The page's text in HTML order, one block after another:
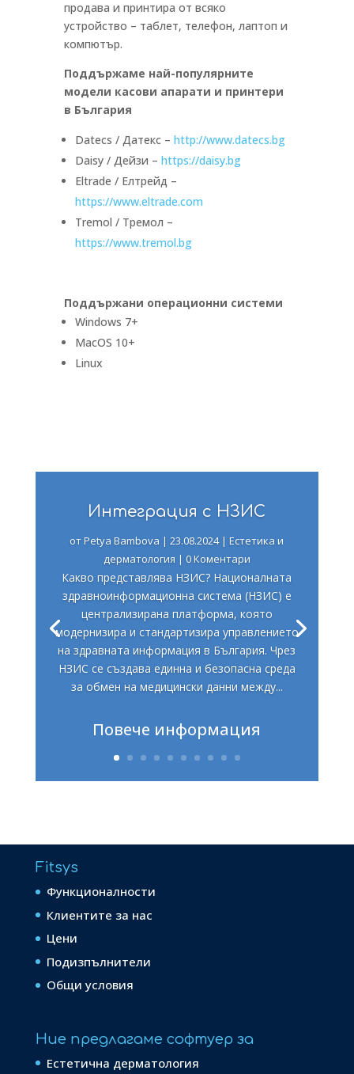
продава и принтира от всяко
устройство – таблет, телефон, лаптоп и
компютър.
Поддържаме най-популярните
модели касови апарати и принтери
в България
Datecs / Датекс – http://www.datecs.bg
Daisy / Дейзи – https://daisy.bg
Eltrade / Елтрейд –
https://www.eltrade.com
Tremol / Тремол –
https://www.tremol.bg
Поддържани операционни системи
Windows 7+
MacOS 10+
Linux
Интеграция с НЗИС
отPetya Bambova |23.08.2024|Естетика и
дерматология | 0 Коментари
Какво представлява НЗИС? Националната
здравноинформационна система (НЗИС) е
централизирана платформа, която
модернизира и стандартизира управлението
на здравната информация в България. Чрез
НЗИС се създава единна и безопасна среда
за обмен на медицински данни между...
Повече информация
Fitsys
Функционалности
Клиентите за нас
Цени
Подизпълнители
Общи условия
Ние предлагаме софтуер за
Естетична дерматология